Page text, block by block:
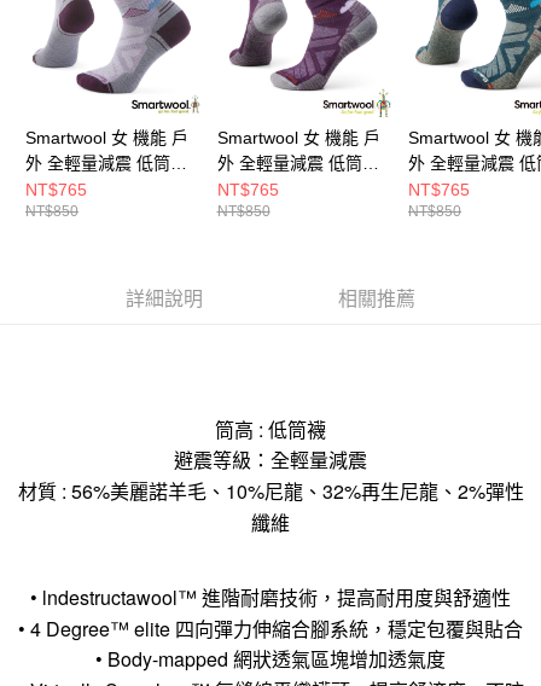
Smartwool 女 機能 戶
外 全輕量減震 低筒襪-
峽谷印花 淺霧紫
NT$765
NT$850
Smartwool 女 機能 戶
外 全輕量減震 低筒襪-
峽谷印花 紫鳶尾花
NT$765
NT$850
Smartwool 女 機
外 全輕量減震 低
峽谷印花 暮光藍
NT$765
NT$850
詳細說明 相關推薦
筒高 : 低筒襪
避震等級：全輕量減震
材質 : 56%美麗諾羊毛、10%尼龍、32%再生尼龍、2%彈性
纖維
• lndestructawool™ 進階耐磨技術，提高耐用度與舒適性
• 4 Degree™ elite 四向彈力伸縮合腳系統，穩定包覆與貼合
• Body-mapped 網狀透氣區塊增加透氣度